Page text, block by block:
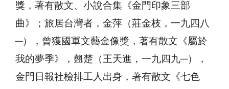
獎，著有散文、小說合集《金門印象三部
曲》；旅居台灣者，金萍（莊金枝，一九四八
─），曾獲國軍文藝金像獎，著有散文《屬於
我的夢季》，翹楚（王天進，一九四九─），
金門日報社檢排工人出身，著有散文《七色